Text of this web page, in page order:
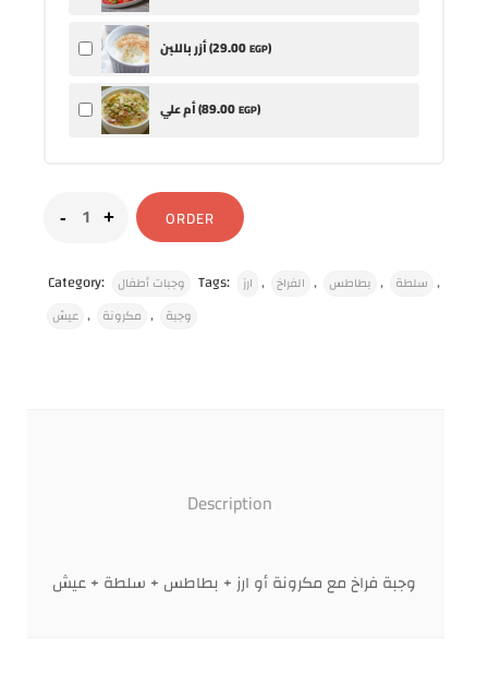
أزر باللبن (29.00EGP)
أم علي (89.00EGP)
ORDER
Category: وجبات أطفال Tags: ارز , الفراخ , بطاطس , سلطة ,
عيش , مكرونة , وجبة
Description